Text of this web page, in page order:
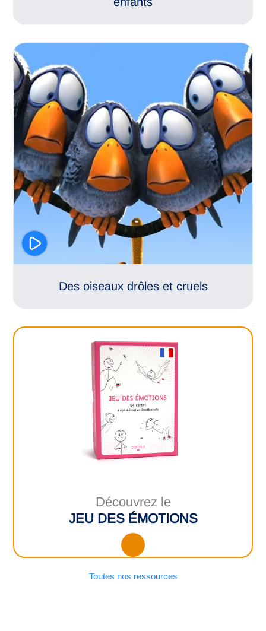
Harcèlement
Des oiseaux drôles et cruels
Découvrez le
JEU DES ÉMOTIONS
Toutes nos ressources